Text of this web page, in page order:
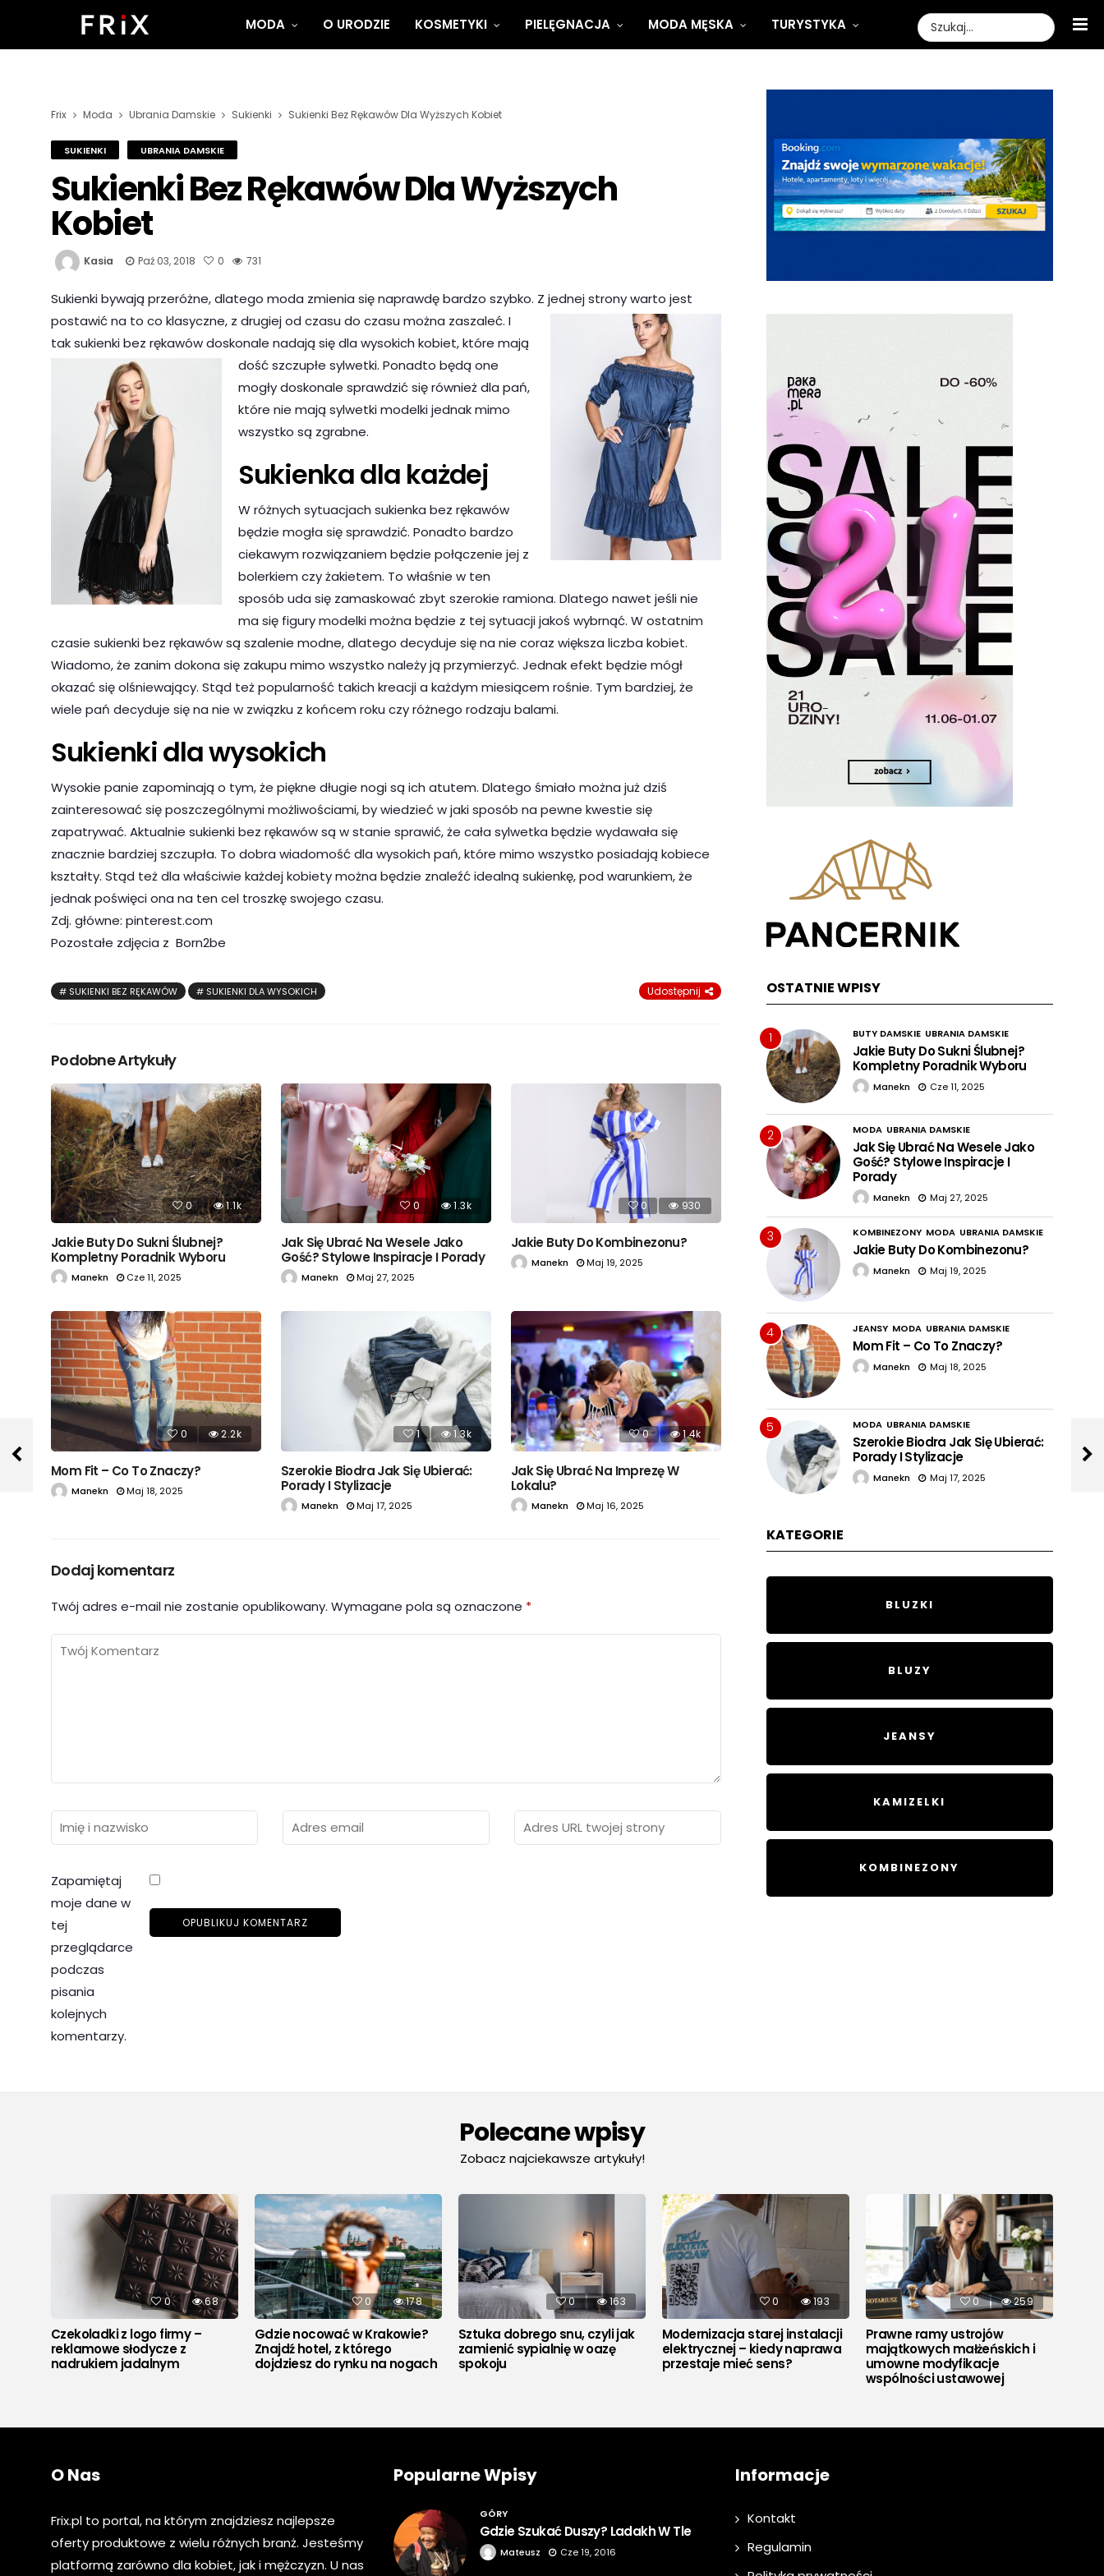
MODA O URODZIE KOSMETYKI PIELĘGNACJA MODA MĘSKA TURYSTYKA
Frix Moda Ubrania Damskie Sukienki Sukienki Bez Rękawów Dla Wyższych Kobiet
SUKIENKI UBRANIA DAMSKIE
Sukienki Bez Rękawów Dla Wyższych
Kobiet
Kasia Paź 03, 2018 0 731
Sukienki bywają przeróżne, dlatego moda zmienia się naprawdę bardzo szybko. Z jednej strony warto jest
postawić na to co klasyczne, z drugiej od czasu do czasu można zaszaleć. I
tak sukienki bez rękawów doskonale nadają się dla wysokich kobiet, które mają
dość szczupłe sylwetki. Ponadto będą one
mogły doskonale sprawdzić się również dla pań,
które nie mają sylwetki modelki jednak mimo
wszystko są zgrabne.
Sukienka dla każdej
W różnych sytuacjach sukienka bez rękawów
będzie mogła się sprawdzić. Ponadto bardzo
ciekawym rozwiązaniem będzie połączenie jej z
bolerkiem czy żakietem. To właśnie w ten
sposób uda się zamaskować zbyt szerokie ramiona. Dlatego nawet jeśli nie
ma się figury modelki można będzie z tej sytuacji jakoś wybrnąć. W ostatnim
czasie sukienki bez rękawów są szalenie modne, dlatego decyduje się na nie coraz większa liczba kobiet.
Wiadomo, że zanim dokona się zakupu mimo wszystko należy ją przymierzyć. Jednak efekt będzie mógł
okazać się olśniewający. Stąd też popularność takich kreacji a każdym miesiącem rośnie. Tym bardziej, że
wiele pań decyduje się na nie w związku z końcem roku czy różnego rodzaju balami.
Sukienki dla wysokich
Wysokie panie zapominają o tym, że piękne długie nogi są ich atutem. Dlatego śmiało można już dziś
zainteresować się poszczególnymi możliwościami, by wiedzieć w jaki sposób na pewne kwestie się
zapatrywać. Aktualnie sukienki bez rękawów są w stanie sprawić, że cała sylwetka będzie wydawała się
znacznie bardziej szczupła. To dobra wiadomość dla wysokich pań, które mimo wszystko posiadają kobiece
kształty. Stąd też dla właściwie każdej kobiety można będzie znaleźć idealną sukienkę, pod warunkiem, że
jednak poświęci ona na ten cel troszkę swojego czasu.
Zdj. główne: pinterest.com
Pozostałe zdjęcia z Born2be
SUKIENKI BEZ RĘKAWÓW SUKIENKI DLA WYSOKICH Udostępnij
Podobne Artykuły
0 1.1k
Jakie Buty Do Sukni Ślubnej?
Kompletny Poradnik Wyboru
Manekn Cze 11, 2025
0 1.3k
Jak Się Ubrać Na Wesele Jako
Gość? Stylowe Inspiracje I Porady
Manekn Maj 27, 2025
0 930
Jakie Buty Do Kombinezonu?
Manekn Maj 19, 2025
0 2.2k
Mom Fit – Co To Znaczy?
Manekn Maj 18, 2025
1 1.3k
Szerokie Biodra Jak Się Ubierać:
Porady I Stylizacje
Manekn Maj 17, 2025
0 1.4k
Jak Się Ubrać Na Imprezę W
Lokalu?
Manekn Maj 16, 2025
Dodaj komentarz
Twój adres e-mail nie zostanie opublikowany. Wymagane pola są oznaczone *
Zapamiętaj
moje dane w
tej
przeglądarce
podczas
pisania
kolejnych
komentarzy.
OSTATNIE WPISY
1 BUTY DAMSKIE UBRANIA DAMSKIE
Jakie Buty Do Sukni Ślubnej?
Kompletny Poradnik Wyboru
Manekn Cze 11, 2025
2 MODA UBRANIA DAMSKIE
Jak Się Ubrać Na Wesele Jako
Gość? Stylowe Inspiracje I
Porady
Manekn Maj 27, 2025
3 KOMBINEZONY MODA UBRANIA DAMSKIE
Jakie Buty Do Kombinezonu?
Manekn Maj 19, 2025
4 JEANSY MODA UBRANIA DAMSKIE
Mom Fit – Co To Znaczy?
Manekn Maj 18, 2025
5 MODA UBRANIA DAMSKIE
Szerokie Biodra Jak Się Ubierać:
Porady I Stylizacje
Manekn Maj 17, 2025
KATEGORIE
BLUZKI
BLUZY
JEANSY
KAMIZELKI
KOMBINEZONY
Polecane wpisy
Zobacz najciekawsze artykuły!
0 68
Czekoladki z logo firmy –
reklamowe słodycze z
nadrukiem jadalnym
0 178
Gdzie nocować w Krakowie?
Znajdź hotel, z którego
dojdziesz do rynku na nogach
0 163
Sztuka dobrego snu, czyli jak
zamienić sypialnię w oazę
spokoju
0 193
Modernizacja starej instalacji
elektrycznej – kiedy naprawa
przestaje mieć sens?
0 259
Prawne ramy ustrojów
majątkowych małżeńskich i
umowne modyfikacje
wspólności ustawowej
O Nas
Frix.pl to portal, na którym znajdziesz najlepsze
oferty produktowe z wielu różnych branż. Jesteśmy
platformą zarówno dla kobiet, jak i mężczyzn. U nas
Popularne Wpisy
GÓRY
Gdzie Szukać Duszy? Ladakh W Tle
Mateusz Cze 19, 2016
Informacje
Kontakt
Regulamin